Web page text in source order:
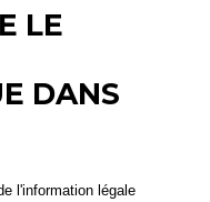
LE
DANS
l'information légale